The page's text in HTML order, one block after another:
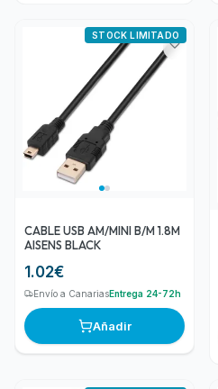
CABLE USB AM/MINI B/M 1.8M
AISENS BLACK
1.02€
STOCK LIMITADO
Envío a CanariasEntrega 24-72h
Añadir